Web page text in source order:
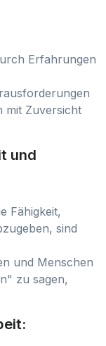
Erfahrungen
mit Zuversicht
und
Fähigkeit,
sind
und Menschen
zu sagen,